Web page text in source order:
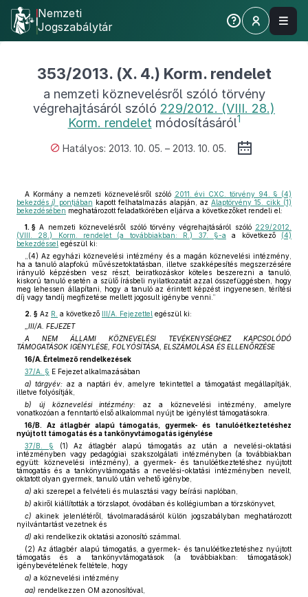
Nemzeti
Jogszabálytár
353/2013. (X. 4.) Korm. rendelet
a nemzeti köznevelésről szóló törvény
végrehajtásáról szóló 229/2012. (VIII. 28.)
Korm. rendelet módosításáról1
Hatályos: 2013. 10. 05. – 2013. 10. 05.
A Kormány a nemzeti köznevelésről szóló 2011. évi CXC. törvény 94. § (4)
bekezdésj) pontjában kapott felhatalmazás alapján, azAlaptörvény 15. cikk (1)
bekezdésében meghatározott feladatkörében eljárva a következőket rendeli el:
1. § A nemzeti köznevelésről szóló törvény végrehajtásáról szóló 229/2012.
(VIII. 28.) Korm. rendelet (a továbbiakban: R.) 37. §-a a következő (4)
bekezdéssel egészül ki:
„(4) Az egyházi köznevelési intézmény és a magán köznevelési intézmény,
ha a tanuló alapfokú művészetoktatásban, illetve szakképesítés megszerzésére
irányuló képzésben vesz részt, beiratkozáskor köteles beszerezni a tanuló,
kiskorú tanuló esetén a szülő írásbeli nyilatkozatát azzal összefüggésben, hogy
meg lehessen állapítani, hogy a tanuló az érintett képzést ingyenesen, térítési
díj vagy tandíj megfizetése mellett jogosult igénybe venni.”
2. § Az R. a következő III/A. Fejezettel egészül ki:
„III/A. FEJEZET
A NEM ÁLLAMI KÖZNEVELÉSI TEVÉKENYSÉGHEZ KAPCSOLÓDÓ
TÁMOGATÁSOK IGÉNYLÉSE, FOLYÓSÍTÁSA, ELSZÁMOLÁSA ÉS ELLENŐRZÉSE
16/A. Értelmező rendelkezések
37/A. § E Fejezet alkalmazásában
a) tárgyév: az a naptári év, amelyre tekintettel a támogatást megállapítják,
illetve folyósítják,
b) új köznevelési intézmény: az a köznevelési intézmény, amelyre
vonatkozóan a fenntartó első alkalommal nyújt be igénylést támogatásokra.
16/B. Az átlagbér alapú támogatás, gyermek- és tanulóétkeztetéshez
nyújtott támogatás és a tankönyvtámogatás igénylése
37/B. § (1) Az átlagbér alapú támogatás az után a nevelési-oktatási
intézményben vagy pedagógiai szakszolgálati intézményben (a továbbiakban
együtt: köznevelési intézmény), a gyermek- és tanulóétkeztetéshez nyújtott
támogatás és a tankönyvtámogatás a nevelési-oktatási intézményben nevelt,
oktatott olyan gyermek, tanuló után vehető igénybe,
a) aki szerepel a felvételi és mulasztási vagy beírási naplóban,
b) akiről kiállították a törzslapot, óvodában és kollégiumban a törzskönyvet,
c) akinek jelenlétéről, távolmaradásáról külön jogszabályban meghatározott
nyilvántartást vezetnek és
d) aki rendelkezik oktatási azonosító számmal.
(2) Az átlagbér alapú támogatás, a gyermek- és tanulóétkeztetéshez nyújtott
támogatás és a tankönyvtámogatások (a továbbiakban: támogatások)
igénybevételének feltétele, hogy
a) a köznevelési intézmény
aa) rendelkezzen OM azonosítóval,